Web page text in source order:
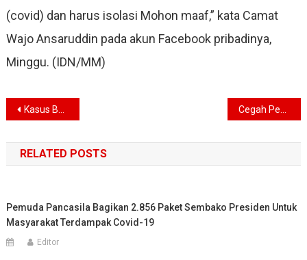
(covid) dan harus isolasi Mohon maaf,” kata Camat
Wajo Ansaruddin pada akun Facebook pribadinya,
Minggu. (IDN/MM)
Navigasi
pos
Kasus Baru Positif COVID-19 Hasil Tracing Secara Masif
RELATED POSTS
Pemuda Pancasila Bagikan 2.856 Paket Sembako Presiden Untuk
Masyarakat Terdampak Covid-19
Editor